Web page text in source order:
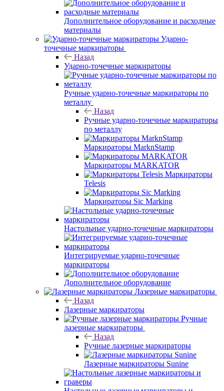
Дополнительное оборудование и расходные
материалы
Ударно-
точечные маркираторы
Назад
Ударно-точечные маркираторы
Ручные ударно-точечные маркираторы по
металлу
Назад
Ручные ударно-точечные маркираторы
по металлу
Маркираторы MarknStamp
Маркираторы MARKATOR
Маркираторы
Telesis
Маркираторы Sic Marking
Настольные ударно-точечные маркираторы
Интегрируемые ударно-точечные
маркираторы
Дополнительное оборудование
Лазерные маркираторы
Назад
Лазерные маркираторы
Ручные
лазерные маркираторы
Назад
Ручные лазерные маркираторы
Лазерные маркираторы Sunine